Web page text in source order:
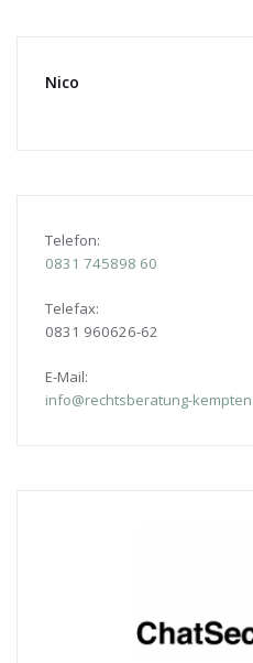
Nico
Telefon:
0831 745898 60
Telefax:
0831 960626-62
E-Mail:
info@rechtsberatung-